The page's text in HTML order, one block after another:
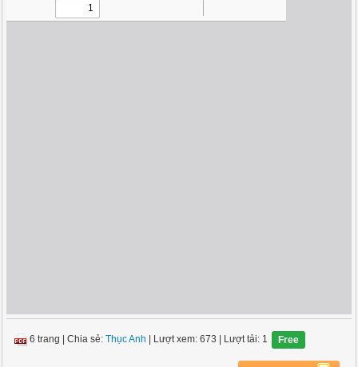
6 trang |Chia sẻ:Thục Anh | Lượt xem: 673 | Lượt tải: 1 Free